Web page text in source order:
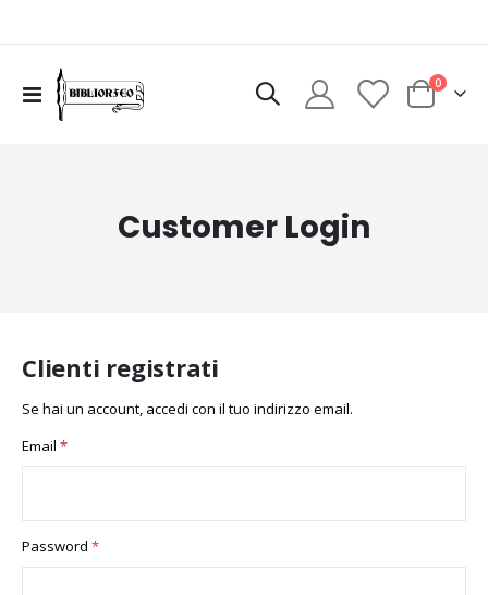
Toggle
Nav
Cart
0elementi
Customer Login
Clienti registrati
Se hai un account, accedi con il tuo indirizzo email.
Email
Password